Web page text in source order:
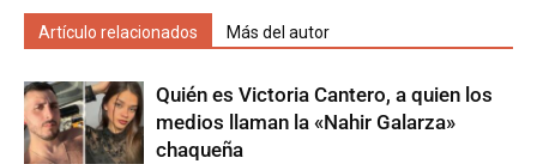
Artículo relacionados Más del autor
Quién es Victoria Cantero, a quien los
medios llaman la «Nahir Galarza»
chaqueña